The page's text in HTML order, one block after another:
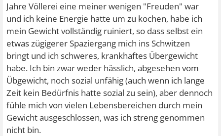
Jahre Völlerei eine meiner wenigen "Freuden" war
und ich keine Energie hatte um zu kochen, habe ich
mein Gewicht vollständig ruiniert, so dass selbst ein
etwas zügigerer Spaziergang mich ins Schwitzen
bringt und ich schweres, krankhaftes Übergewicht
habe. Ich bin zwar weder hässlich, abgesehen vom
Übgewicht, noch sozial unfähig (auch wenn ich lange
Zeit kein Bedürfnis hatte sozial zu sein), aber dennoch
fühle mich von vielen Lebensbereichen durch mein
Gewicht ausgeschlossen, was ich streng genommen
nicht bin.